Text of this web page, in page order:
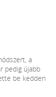
a
pedig újabb
be kedden